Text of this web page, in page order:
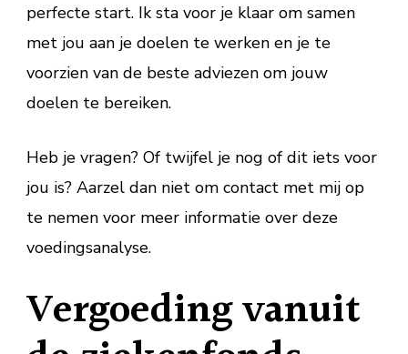
perfecte start. Ik sta voor je klaar om samen
met jou aan je doelen te werken en je te
voorzien van de beste adviezen om jouw
doelen te bereiken.
Heb je vragen? Of twijfel je nog of dit iets voor
jou is? Aarzel dan niet om contact met mij op
te nemen voor meer informatie over deze
voedingsanalyse.
Vergoeding vanuit